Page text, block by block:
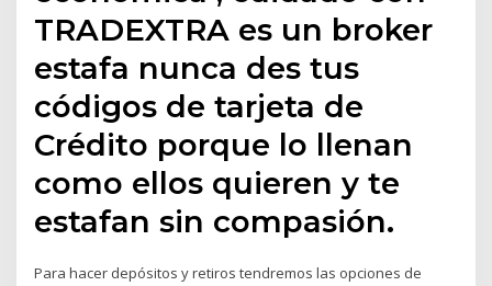
TRADEXTRA es un broker
estafa nunca des tus
códigos de tarjeta de
Crédito porque lo llenan
como ellos quieren y te
estafan sin compasión.
Para hacer depósitos y retiros tendremos las opciones de